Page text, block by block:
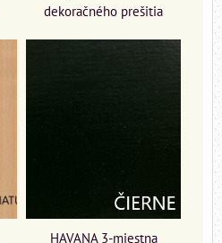
dekoračného prešitia
HAVANA 3-miestna